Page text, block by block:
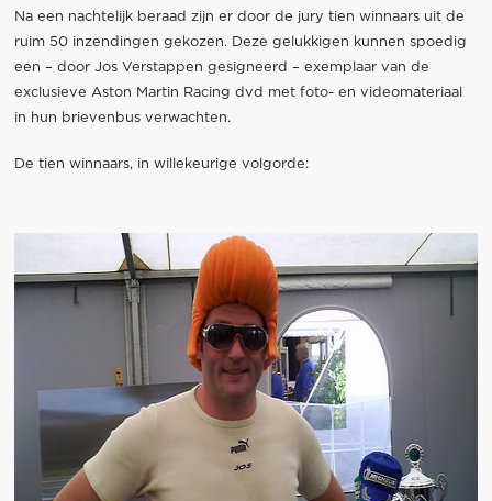
Na een nachtelijk beraad zijn er door de jury tien winnaars uit de
ruim 50 inzendingen gekozen. Deze gelukkigen kunnen spoedig
een – door Jos Verstappen gesigneerd – exemplaar van de
exclusieve Aston Martin Racing dvd met foto- en videomateriaal
in hun brievenbus verwachten.
De tien winnaars, in willekeurige volgorde: